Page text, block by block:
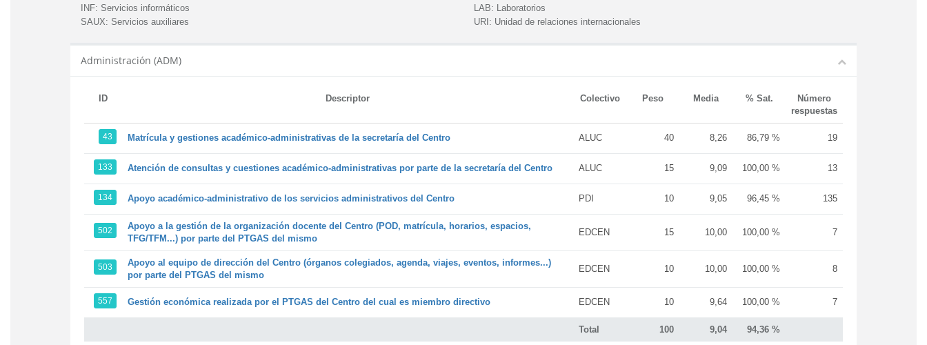
INF: Servicios informáticos
SAUX: Servicios auxiliares
LAB: Laboratorios
URI: Unidad de relaciones internacionales
Administración (ADM)
ID Descriptor Colectivo Peso Media % Sat.
Número
respuestas
Total 100 9,04 94,36 %
43 Matrícula y gestiones académico-administrativas de la secretaría del Centro ALUC 40 8,26 86,79 % 19
133 Atención de consultas y cuestiones académico-administrativas por parte de la secretaría del Centro ALUC 15 9,09 100,00 % 13
134 Apoyo académico-administrativo de los servicios administrativos del Centro PDI 10 9,05 96,45 % 135
502
Apoyo a la gestión de la organización docente del Centro (POD, matrícula, horarios, espacios,
TFG/TFM...) por parte del PTGAS del mismo
EDCEN 15 10,00 100,00 % 7
503
Apoyo al equipo de dirección del Centro (órganos colegiados, agenda, viajes, eventos, informes...)
por parte del PTGAS del mismo
EDCEN 10 10,00 100,00 % 8
557 Gestión económica realizada por el PTGAS del Centro del cual es miembro directivo EDCEN 10 9,64 100,00 % 7